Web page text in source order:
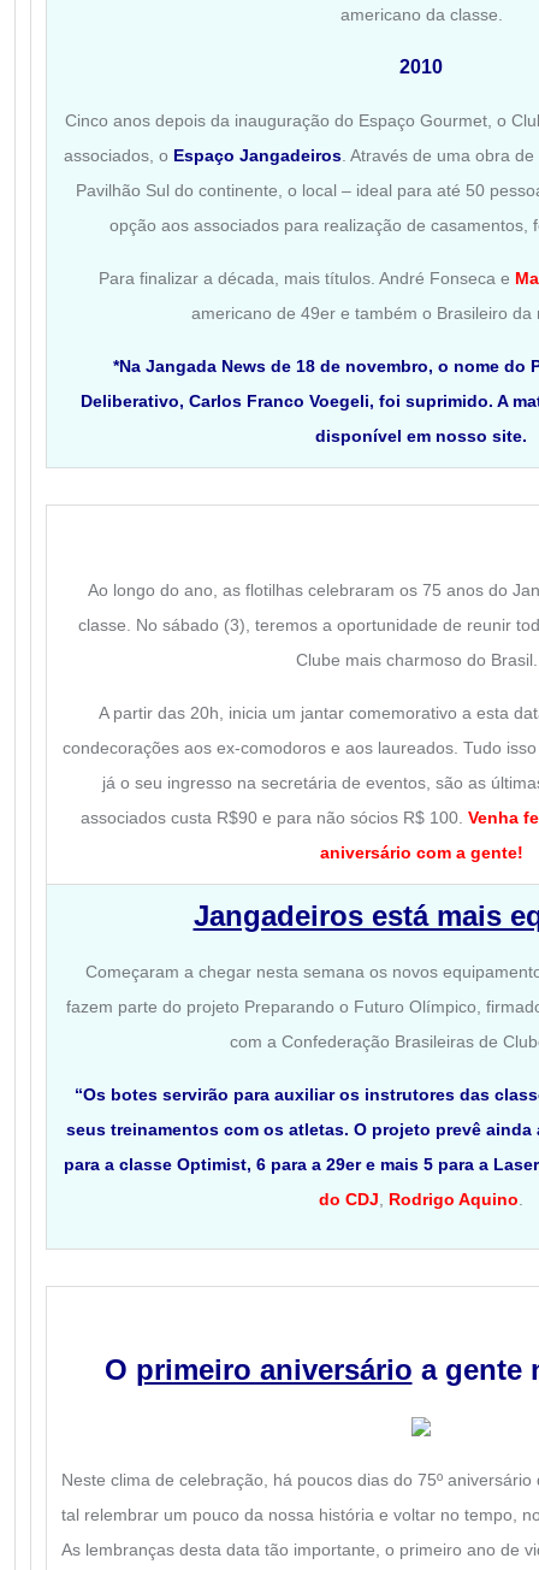
americano da classe.
2010
Cinco anos depois da inauguração do Espaço Gourmet, o
associados, o Espaço Jangadeiros. Através de uma obra
Pavilhão Sul do continente, o local – ideal para até 50
opção aos associados para realização de casamentos,
Para finalizar a década, mais títulos. André Fonseca e
americano de 49er e também o Brasileiro da
*Na Jangada News de 18 de novembro, o nome do
Deliberativo, Carlos Franco Voegeli, foi suprimido. A
disponível em nosso site.
Ao longo do ano, as flotilhas celebraram os 75 anos do
classe. No sábado (3), teremos a oportunidade de reunir
Clube mais charmoso do
A partir das 20h, inicia um jantar comemorativo a esta
condecorações aos ex-comodoros e aos laureados. Tudo
já o seu ingresso na secretária de eventos, são as
associados custa R$90 e para não sócios R$ 100. Venha
aniversário com a gente!
Jangadeiros está mais
Começaram a chegar nesta semana os novos
fazem parte do projeto Preparando o Futuro Olímpico,
com a Confederação Brasileiras de
“Os botes servirão para auxiliar os instrutores das
seus treinamentos com os atletas. O projeto prevê ainda
para a classe Optimist, 6 para a 29er e mais 5 para a
do CDJ
Rodrigo Aquino
O primeiro aniversário a gente
Neste clima de celebração, há poucos dias do 75º
tal relembrar um pouco da nossa história e voltar no tempo,
As lembranças desta data tão importante, o primeiro ano de